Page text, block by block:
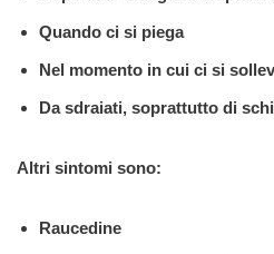
Quando ci si piega
Nel momento in cui ci si
Da sdraiati, soprattutto di
Altri sintomi sono:
Raucedine